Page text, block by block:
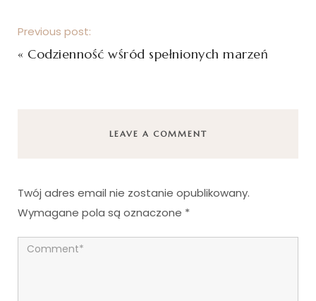
Previous post:
« Codzienność wśród spełnionych marzeń
LEAVE A COMMENT
Twój adres email nie zostanie opublikowany.
Wymagane pola są oznaczone *